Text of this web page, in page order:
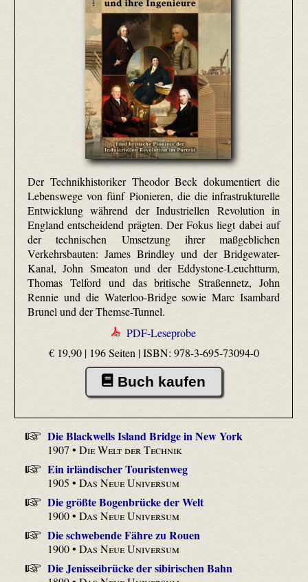
Der Technikhistoriker Theodor Beck dokumentiert die
Lebenswege von fünf Pionieren, die die infrastrukturelle
Entwicklung während der Industriellen Revolution in
England entscheidend prägten. Der Fokus liegt dabei auf
der technischen Umsetzung ihrer maßgeblichen
Verkehrsbauten: James Brindley und der Bridgewater-
Kanal, John Smeaton und der Eddystone-Leuchtturm,
Thomas Telford und das britische Straßennetz, John
Rennie und die Waterloo-Bridge sowie Marc Isambard
Brunel und der Themse-Tunnel.
PDF-Leseprobe
€ 19,90 | 196 Seiten |ISBN: 978-3-695-73094-0
Buch kaufen
Die Blackwells Island Bridge in New York
1907 •Die Welt der Technik
Ein irländischer Touristenweg
1905 •Das Neue Universum
Die größte Bogenbrücke der Welt
1900 •Das Neue Universum
Die schwebende Fähre zu Rouen
1900 •Das Neue Universum
Die Jenisseibrücke der sibirischen Bahn